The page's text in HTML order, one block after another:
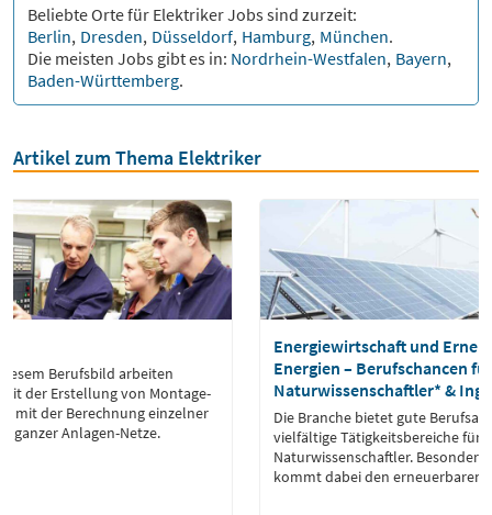
Beliebte Orte für ElektrikerJobs sind zurzeit:
Berlin, Dresden, Düsseldorf, Hamburg, München.
Die meisten Jobs gibt es in: Nordrhein-Westfalen, Bayern,
Baden-Württemberg.
Artikel zum Thema Elektriker
Berufsbild arbeiten
der Erstellung von Montage-
mit der Berechnung einzelner
ganzer Anlagen-Netze.
Energiewirtschaft und
Energien – Berufschancen für
Naturwissenschaftler* &
Die Branche bietet gute
vielfältige Tätigkeitsbereiche für
Naturwissenschaftler.
kommt dabei den erneuerbaren